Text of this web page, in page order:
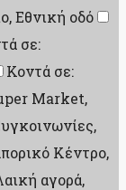
Εθνική οδό
σε:
Κοντά σε:
Market,
Κέντρο,
αγορά,